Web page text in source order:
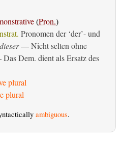
(Pron.)
Pronomen der ‘der’- und
— Nicht selten ohne
Dem. dient als Ersatz des
plural
plural
ambiguous.